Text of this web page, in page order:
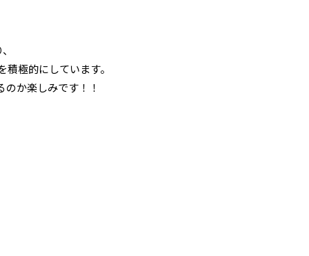
極的にしています。
か楽しみです！！